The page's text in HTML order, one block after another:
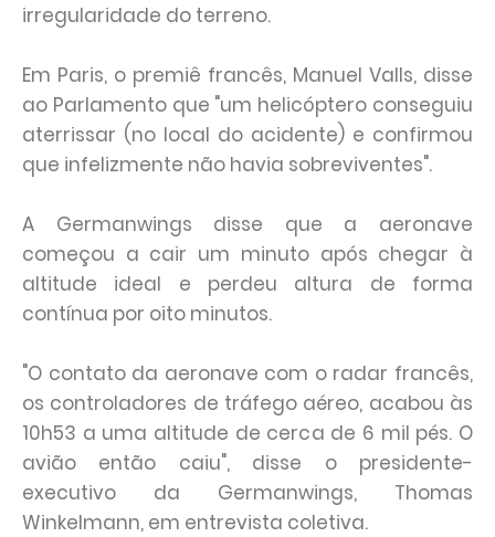
irregularidade do terreno.
Em Paris, o premiê francês, Manuel Valls, disse
ao Parlamento que "um helicóptero conseguiu
aterrissar (no local do acidente) e confirmou
que infelizmente não havia sobreviventes".
A Germanwings disse que a aeronave
começou a cair um minuto após chegar à
altitude ideal e perdeu altura de forma
contínua por oito minutos.
"O contato da aeronave com o radar francês,
os controladores de tráfego aéreo, acabou às
10h53 a uma altitude de cerca de 6 mil pés. O
avião então caiu", disse o presidente-
executivo da Germanwings, Thomas
Winkelmann, em entrevista coletiva.